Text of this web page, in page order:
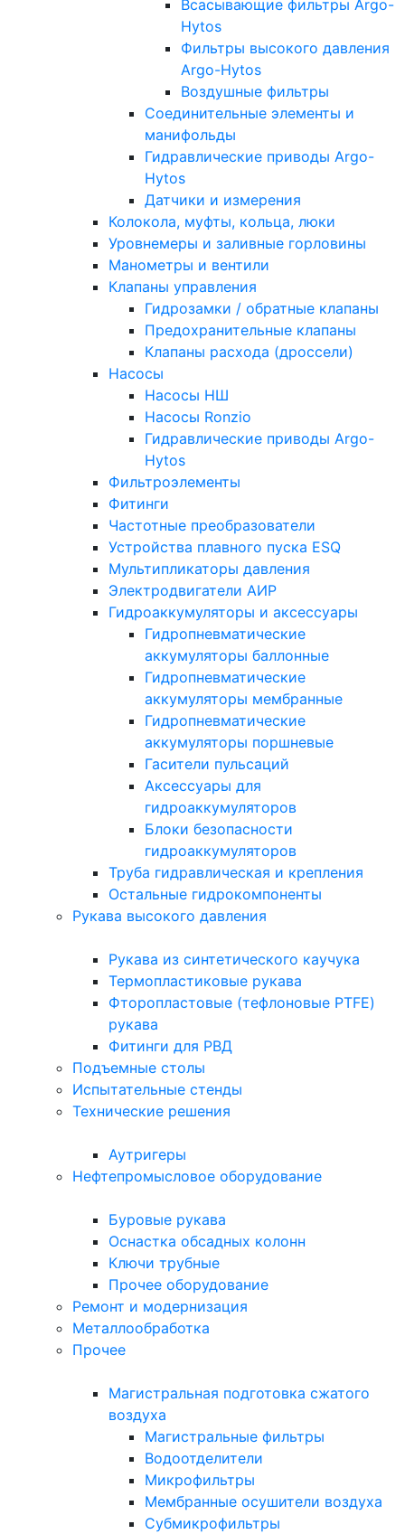
Всасывающие фильтры Argo-
Hytos
Фильтры высокого давления
Argo-Hytos
Воздушные фильтры
Соединительные элементы и
манифольды
Гидравлические приводы Argo-
Hytos
Датчики и измерения
Колокола, муфты, кольца, люки
Уровнемеры и заливные горловины
Манометры и вентили
Клапаны управления
Гидрозамки / обратные клапаны
Предохранительные клапаны
Клапаны расхода (дроссели)
Насосы
Насосы НШ
Насосы Ronzio
Гидравлические приводы Argo-
Hytos
Фильтроэлементы
Фитинги
Частотные преобразователи
Устройства плавного пуска ESQ
Мультипликаторы давления
Электродвигатели АИР
Гидроаккумуляторы и аксессуары
Гидропневматические
аккумуляторы баллонные
Гидропневматические
аккумуляторы мембранные
Гидропневматические
аккумуляторы поршневые
Гасители пульсаций
Аксессуары для
гидроаккумуляторов
Блоки безопасности
гидроаккумуляторов
Труба гидравлическая и крепления
Остальные гидрокомпоненты
Рукава высокого давления
Рукава из синтетического каучука
Термопластиковые рукава
Фторопластовые (тефлоновые PTFE)
рукава
Фитинги для РВД
Подъемные столы
Испытательные стенды
Технические решения
Аутригеры
Нефтепромысловое оборудование
Буровые рукава
Оснастка обсадных колонн
Ключи трубные
Прочее оборудование
Ремонт и модернизация
Металлообработка
Прочее
Магистральная подготовка сжатого
воздуха
Магистральные фильтры
Водоотделители
Микрофильтры
Мембранные осушители воздуха
Субмикрофильтры